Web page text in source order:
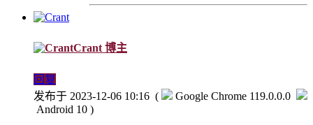
Crant 博主
回复
发布于 2023-12-06 10:16 (
Google Chrome 119.0.0.0
Android 10 )